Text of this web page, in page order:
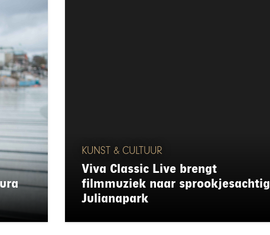
KUNST & CULTUUR
Viva Classic Live brengt
filmmuziek naar sprookjesachtig
Julianapark